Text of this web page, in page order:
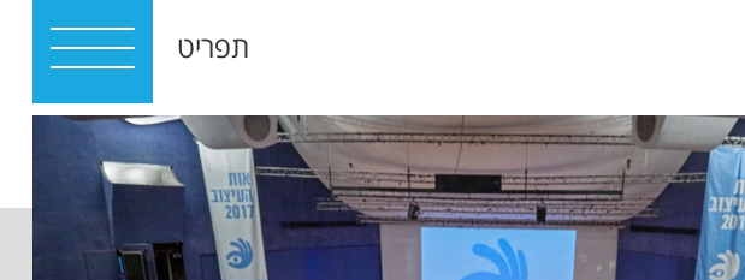
תפריט